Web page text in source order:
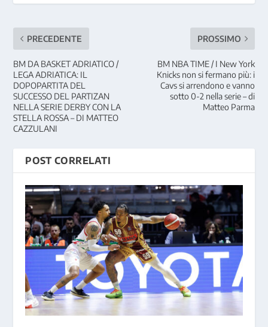
PRECEDENTE
BM DA BASKET ADRIATICO /
LEGA ADRIATICA: IL
DOPOPARTITA DEL
SUCCESSO DEL PARTIZAN
NELLA SERIE DERBY CON LA
STELLA ROSSA – DI MATTEO
CAZZULANI
PROSSIMO
BM NBA TIME / I New York
Knicks non si fermano più: i
Cavs si arrendono e vanno
sotto 0-2 nella serie – di
Matteo Parma
POST CORRELATI